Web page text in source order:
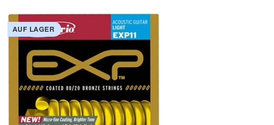
AUF LAGER